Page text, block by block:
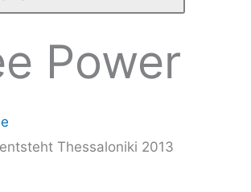
Power
Thes­sa­lo­ni­ki 2013